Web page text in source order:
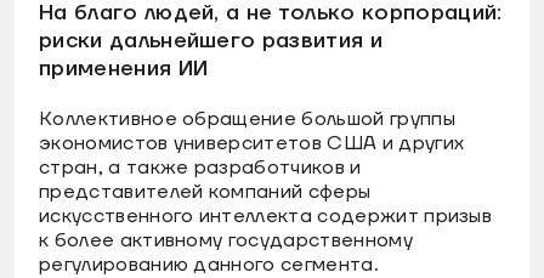
На благо людей, а не только корпораций:
риски дальнейшего развития и
применения ИИ
Коллективное обращение большой группы
экономистов университетов США и других
стран, а также разработчиков и
представителей компаний сферы
искусственного интеллекта содержит призыв
к более активному государственному
регулированию данного сегмента.